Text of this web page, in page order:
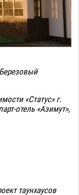
«Статус» г.
отель «Азимут»,
таунхаусов